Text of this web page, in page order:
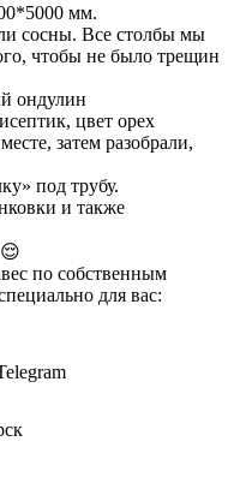
мм.
сосны. Все столбы мы
чтобы не было трещин
ондулин
цвет орех
затем разобрали,
под трубу.
и также
по собственным
для вас: